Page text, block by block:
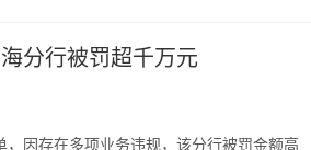
分行被罚超千万元
，因存在多项业务违规，该分行被罚金额高